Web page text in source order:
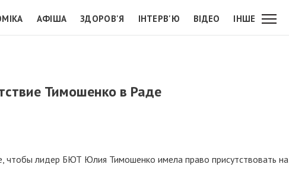
АФІША ЗДОРОВ'Я ІНТЕРВ'Ю ВІДЕО ІНШЕ
Тимошенко в Раде
чтобы лидер БЮТ Юлия Тимошенко имела право присутствовать на